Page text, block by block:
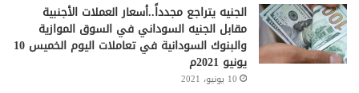
الجنيه يتراجع مجدداً..أسعار العملات الأجنبية
مقابل الجنيه السوداني في السوق الموازية
والبنوك السودانية في تعاملات اليوم الخميس 10
يونيو 2021م
10 يونيو، 2021